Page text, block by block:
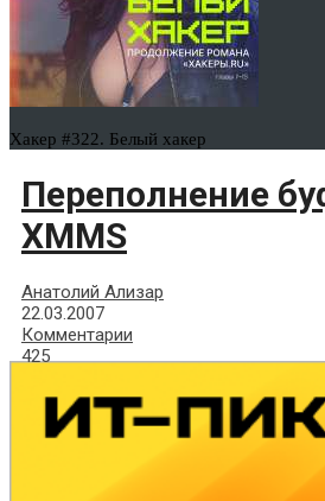
Хакер #322. Белый хакер
Переполнение
XMMS
Анатолий Ализар
22.03.2007
Комментарии
425